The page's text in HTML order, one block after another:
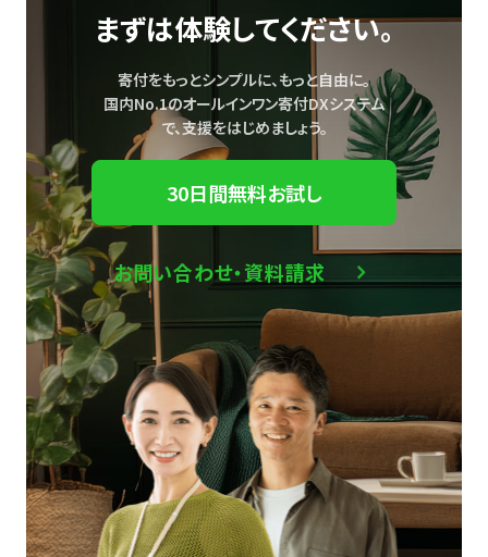
まずは体験してください。
寄付をもっとシンプルに、もっと自由に。
国内No.1のオールインワン寄付DXシステム
で、支援をはじめましょう。
30日間無料お試し
お問い合わせ・資料請求